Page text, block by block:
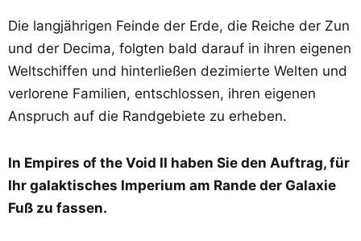
Die langjährigen Feinde der Erde, die Reiche der Zun
und der Decima, folgten bald darauf in ihren eigenen
Weltschiffen und hinterließen dezimierte Welten und
verlorene Familien, entschlossen, ihren eigenen
Anspruch auf die Randgebiete zu erheben.
In Empires of the Void II haben Sie den Auftrag, für
Ihr galaktisches Imperium am Rande der Galaxie
Fuß zu fassen.